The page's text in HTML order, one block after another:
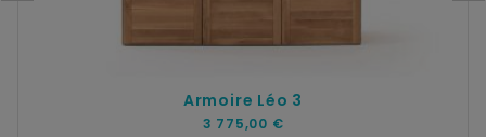
Armoire Léo 3
3 775,00 €